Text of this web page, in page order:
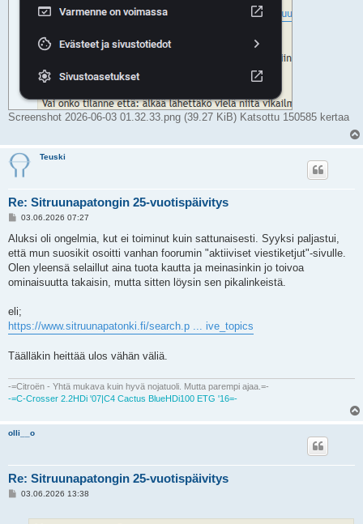
Screenshot 2026-06-03 01.32.33.png (39.27 KiB) Katsottu 150585 kertaa
Teuski
Re: Sitruunapatongin 25-vuotispäivitys
V
e
t
i
03.06.2026 07:27
Aluksi oli ongelmia, kut ei toiminut kuin sattunaisesti. Syyksi paljastui,
että mun suosikit osoitti vanhan foorumin "aktiiviset viestiketjut"-sivulle.
Olen yleensä selaillut aina tuota kautta ja meinasinkin jo toivoa
ominaisuutta takaisin, mutta sitten löysin sen pikalinkeistä.
eli;
https://www.sitruunapatonki.fi/search.p ... ive_topics
Täälläkin heittää ulos vähän väliä.
-=Citroën - Yhtä mukava kuin hyvä nojatuoli. Mutta parempi ajaa.=-
-=C-Crosser 2.2HDi '07|C4 Cactus BlueHDi100 ETG '16=-
olli__o
Re: Sitruunapatongin 25-vuotispäivitys
V03.06.2026 13:38